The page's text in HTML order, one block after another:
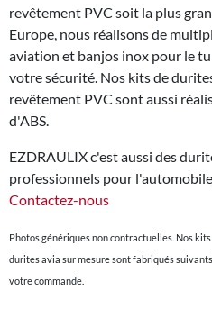
revêtement PVC soit la plus
Europe, nous réalisons de
aviation et banjos inox pour le
votre sécurité. Nos kits de
revêtement PVC sont aussi
d'ABS.
EZDRAULIX c'est aussi des
professionnels pour
Contactez-nous
Photos génériques non contractuelles. Nos
durites avia sur mesure sont fabriqués
votre commande.